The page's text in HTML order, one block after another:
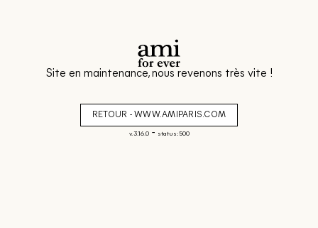
Site en maintenance, nous revenons très vite !
RETOUR - WWW.AMIPARIS.COM
v. 3.16.0- status: 500